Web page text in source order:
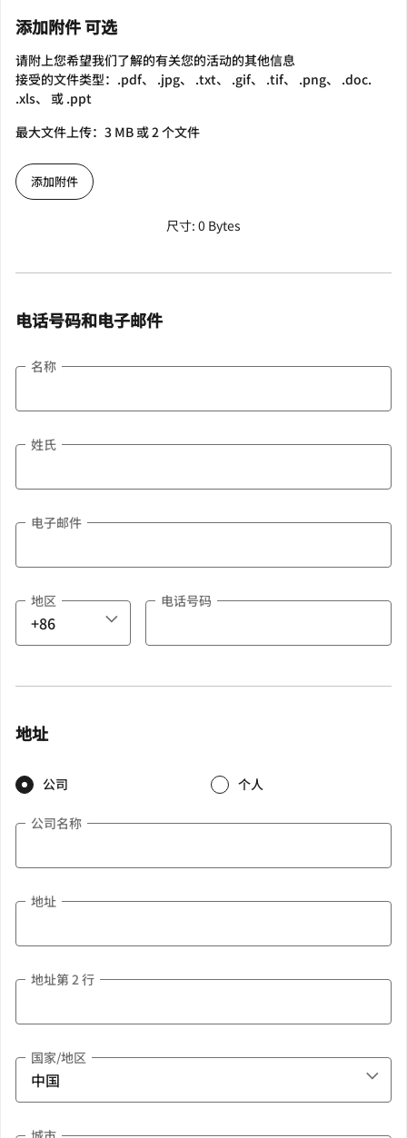
添加附件 可选
请附上您希望我们了解的有关您的活动的其他信息
接受的文件类型：.pdf、 .jpg、 .txt、 .gif、 .tif、 .png、 .doc.
.xls、 或 .ppt
最大文件上传：3 MB 或 2 个文件
添加附件
尺寸: 0 Bytes
电话号码和电子邮件
名称
姓氏
电子邮件
地区 电话号码
地址
公司 个人
公司名称
地址
地址第 2 行
国家/地区